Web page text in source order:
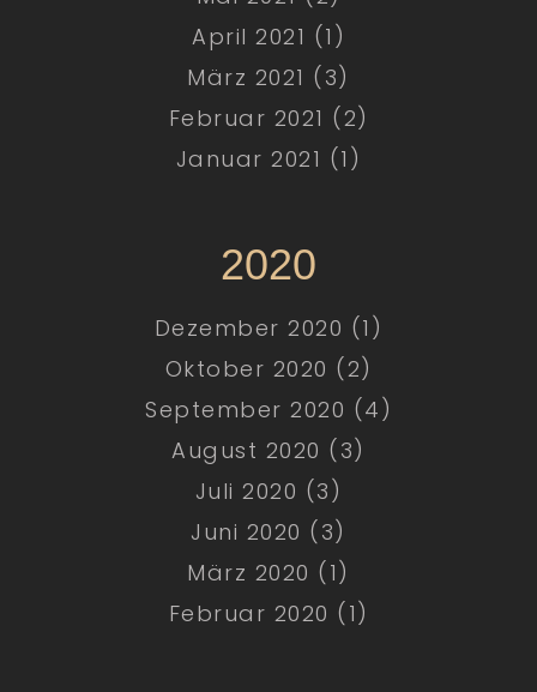
April 2021 (1)
März 2021 (3)
Februar 2021 (2)
Januar 2021 (1)
2020
Dezember 2020 (1)
Oktober 2020 (2)
September 2020 (4)
August 2020 (3)
Juli 2020 (3)
Juni 2020 (3)
März 2020 (1)
Februar 2020 (1)